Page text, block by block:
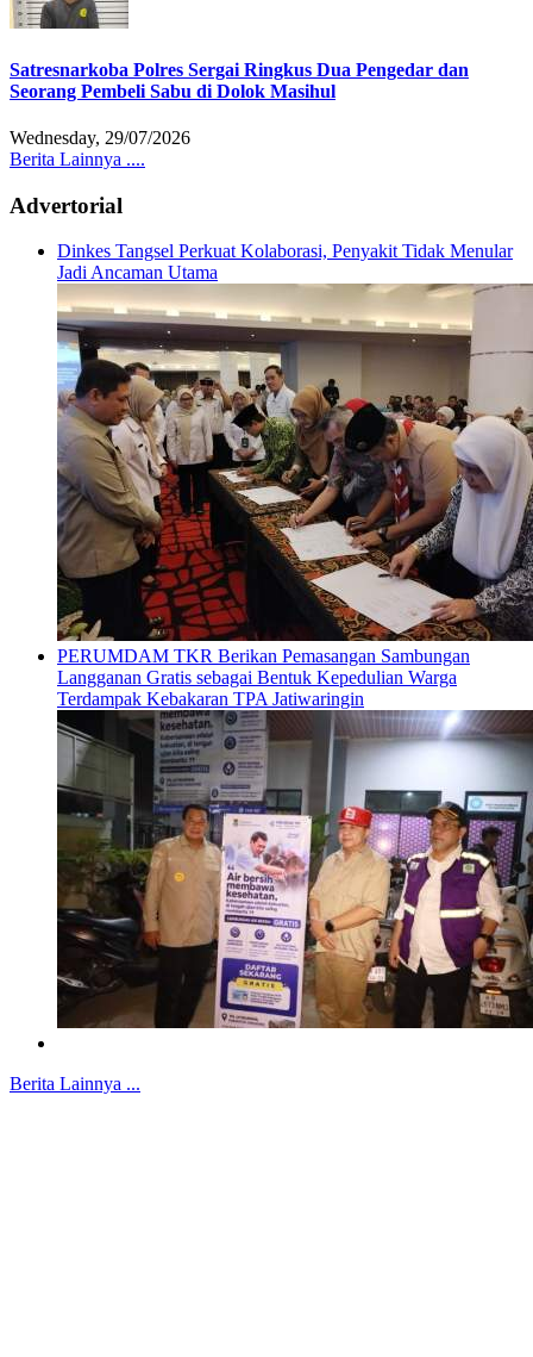
Satresnarkoba Polres Sergai Ringkus Dua Pengedar dan
Seorang Pembeli Sabu di Dolok Masihul
Wednesday, 29/07/2026
Berita Lainnya ....
Advertorial
Dinkes Tangsel Perkuat Kolaborasi, Penyakit Tidak Menular
Jadi Ancaman Utama
PERUMDAM TKR Berikan Pemasangan Sambungan
Langganan Gratis sebagai Bentuk Kepedulian Warga
Terdampak Kebakaran TPA Jatiwaringin
Berita Lainnya ...